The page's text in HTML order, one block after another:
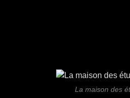
La maison des